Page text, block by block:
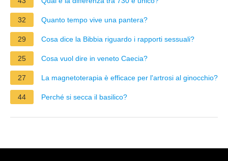
32 Quanto tempo vive una pantera?
29 Cosa dice la Bibbia riguardo i rapporti sessuali?
25 Cosa vuol dire in veneto Caecia?
27 La magnetoterapia è efficace per l'artrosi al ginocchio?
44 Perché si secca il basilico?